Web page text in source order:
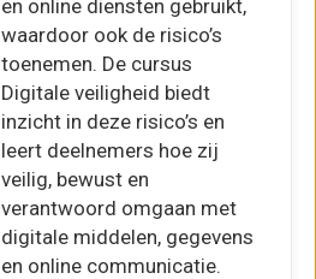
en online diensten gebruikt,
waardoor ook de risico’s
toenemen. De cursus
Digitale veiligheid biedt
inzicht in deze risico’s en
leert deelnemers hoe zij
veilig, bewust en
verantwoord omgaan met
digitale middelen, gegevens
en online communicatie.